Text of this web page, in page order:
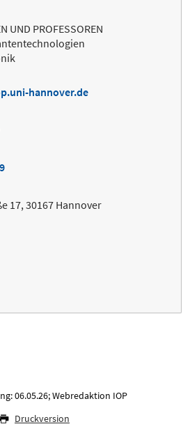
UND PROFESSOREN
hannover.de
17, 30167 Hannover
06.05.26; Webredaktion IOP
Druckversion